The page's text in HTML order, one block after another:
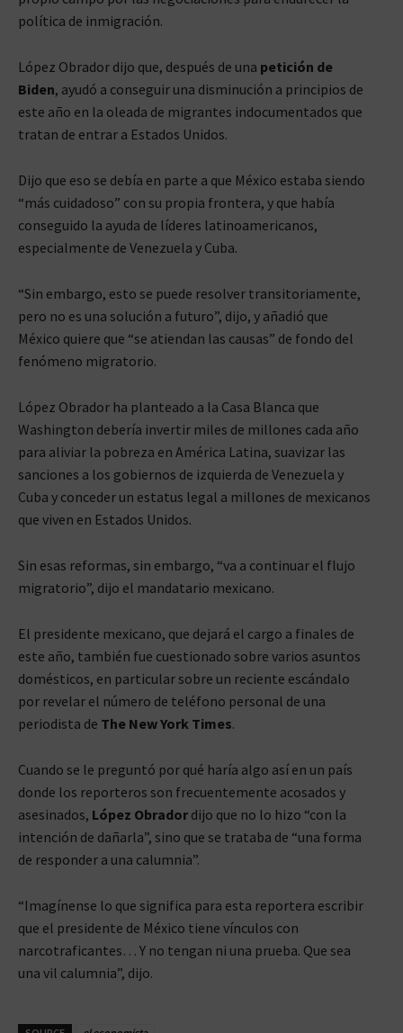
política de inmigración.
López Obrador dijo que, después de una petición de
Biden, ayudó a conseguir una disminución a principios de
este año en la oleada de migrantes indocumentados que
tratan de entrar a Estados Unidos.
Dijo que eso se debía en parte a que México estaba siendo
“más cuidadoso” con su propia frontera, y que había
conseguido la ayuda de líderes latinoamericanos,
especialmente de Venezuela y Cuba.
“Sin embargo, esto se puede resolver transitoriamente,
pero no es una solución a futuro”, dijo, y añadió que
México quiere que “se atiendan las causas” de fondo del
fenómeno migratorio.
López Obrador ha planteado a la Casa Blanca que
Washington debería invertir miles de millones cada año
para aliviar la pobreza en América Latina, suavizar las
sanciones a los gobiernos de izquierda de Venezuela y
Cuba y conceder un estatus legal a millones de mexicanos
que viven en Estados Unidos.
Sin esas reformas, sin embargo, “va a continuar el flujo
migratorio”, dijo el mandatario mexicano.
El presidente mexicano, que dejará el cargo a finales de
este año, también fue cuestionado sobre varios asuntos
domésticos, en particular sobre un reciente escándalo
por revelar el número de teléfono personal de una
periodista de The New York Times.
Cuando se le preguntó por qué haría algo así en un país
donde los reporteros son frecuentemente acosados y
asesinados, López Obrador dijo que no lo hizo “con la
intención de dañarla”, sino que se trataba de “una forma
de responder a una calumnia”.
“Imagínense lo que significa para esta reportera escribir
que el presidente de México tiene vínculos con
narcotraficantes… Y no tengan ni una prueba. Que sea
una vil calumnia”, dijo.